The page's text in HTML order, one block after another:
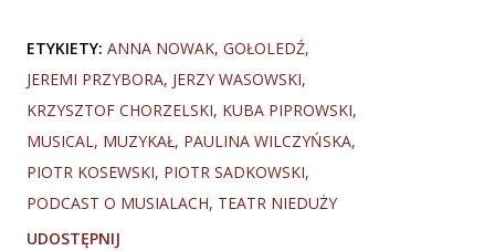
ETYKIETY: ANNA NOWAK GOŁOLEDŹ
JEREMI PRZYBORA JERZY WASOWSKI
KRZYSZTOF CHORZELSKI KUBA PIPROWSKI
MUSICAL MUZYKAŁ PAULINA WILCZYŃSKA
PIOTR KOSEWSKI PIOTR SADKOWSKI
PODCAST O MUSIALACH TEATR NIEDUŻY
UDOSTĘPNIJ